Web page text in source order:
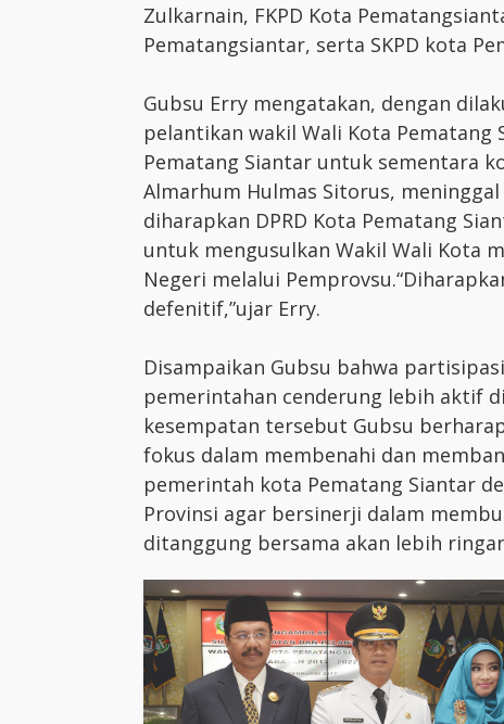
Zulkarnain, FKPD Kota
Pematangsiantar, serta SKPD kota
Gubsu Erry mengatakan, dengan
pelantikan wakil Wali Kota
Pematang Siantar untuk sementara
Almarhum Hulmas Sitorus,
diharapkan DPRD Kota Pematang
untuk mengusulkan Wakil Wali Kota
Negeri melalui
defenitif,”ujar Erry.
Disampaikan Gubsu bahwa
pemerintahan cenderung lebih aktif
kesempatan tersebut Gubsu
fokus dalam membenahi dan
pemerintah kota Pematang Siantar
Provinsi agar bersinerji dalam
ditanggung bersama akan lebih